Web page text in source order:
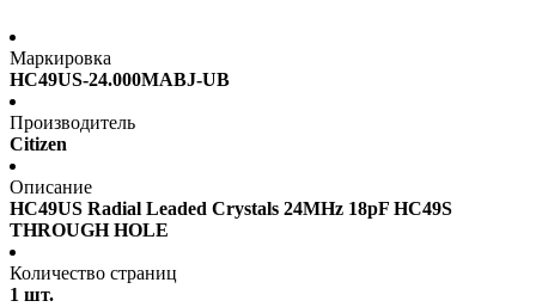
Маркировка
HC49US-24.000MABJ-UB
Производитель
Citizen
Описание
HC49US Radial Leaded Crystals 24MHz 18pF HC49S
THROUGH HOLE
Количество страниц
1 шт.